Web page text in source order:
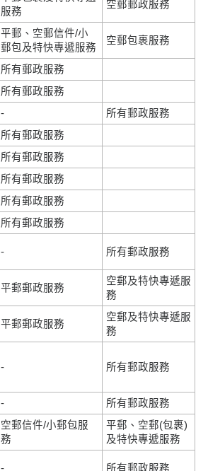
服務
空郵郵政服務
平郵、空郵信件/小
郵包及特快專遞服務
空郵包裹服務
所有郵政服務
所有郵政服務
-
所有郵政服務
所有郵政服務
所有郵政服務
所有郵政服務
所有郵政服務
所有郵政服務
- 所有郵政服務
平郵郵政服務
空郵及特快專遞服
務
平郵郵政服務
空郵及特快專遞服
務
- 所有郵政服務
- 所有郵政服務
空郵信件/小郵包服
務
平郵、空郵(包裹)
及特快專遞服務
- 所有郵政服務